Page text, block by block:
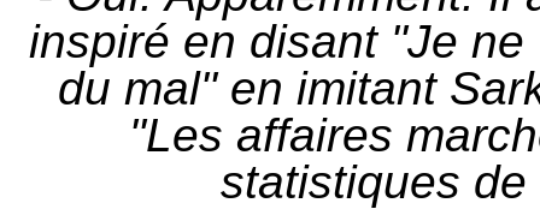
inspiré en disant "Je
du mal" en imitant
"Les affaires
statistiques